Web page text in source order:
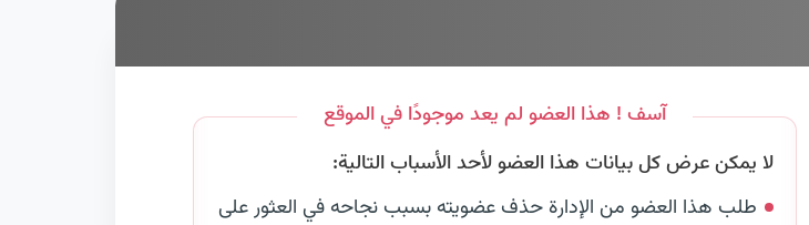
آسف ! هذا العضو لم يعد موجودًا في الموقع
لا يمكن عرض كل بيانات هذا العضو لأحد الأسباب التالية:
طلب هذا العضو من الإدارة حذف عضويته بسبب نجاحه في العثور على